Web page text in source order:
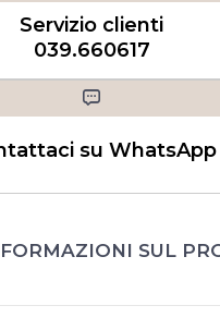
Servizio clienti
039.660617
su WhatsApp
SUL